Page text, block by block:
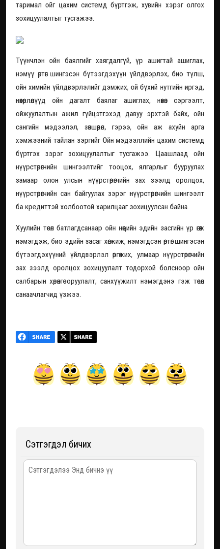
таримал ойг цахим системд бүртгэж, хувийн хэрэг олгох
зохицуулалтыг тусгажээ.
Түүнчлэн ойн баялгийг хаягдалгүй, үр ашигтай ашиглах,
нэмүү өртөг шингэсэн бүтээгдэхүүн үйлдвэрлэх, био түлш,
ойн химийн үйлдвэрлэлийг дэмжих, ой бүхий нутгийн иргэд,
нөхөрлөлүүд ойн дагалт баялаг ашиглах, нөхөн сэргээлт,
ойжуулалтын ажил гүйцэтгэхэд давуу эрхтэй байх, ойн
сангийн мэдээлэл, зөвшөөрөл, гэрээ, ойн аж ахуйн арга
хэмжээний тайлан зэргийг Ойн мэдээллийн цахим системд
бүртгэх зэрэг зохицуулалтыг тусгажээ. Цаашлаад ойн
нүүрстөрөгчийн шингээлтийг тооцох, ялгарлыг бууруулах
замаар олон улсын нүүрстөрөгчийн зах зээлд оролцох,
нүүрстөрөгчийн сан байгуулах зэрэг нүүрстөрөгчийн шингээлт
ба кредиттэй холбоотой харилцааг зохицуулсан байна.
Хуулийн төсөл батлагдсанаар ойн нөөцийн эдийн засгийн үр өгөөж
нэмэгдэж, био эдийн засаг хөгжиж, нэмэгдсэн өртөг шингэсэн
бүтээгдэхүүний үйлдвэрлэл өргөжих, улмаар нүүрстөрөгчийн
зах зээлд оролцох зохицуулалт тодорхой болсноор ойн
салбарын хөрөнгө оруулалт, санхүүжилт нэмэгдэнэ гэж төсөл
санаачлагчид үзжээ.
Сэтгэгдэл бичих